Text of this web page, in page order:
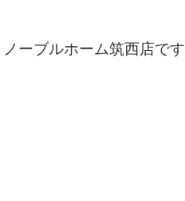
ーブルホーム筑西店です